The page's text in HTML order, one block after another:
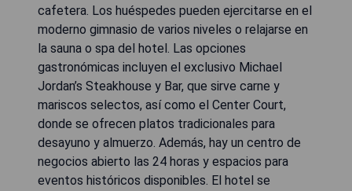
cafetera. Los huéspedes pueden ejercitarse en el
moderno gimnasio de varios niveles o relajarse en
la sauna o spa del hotel. Las opciones
gastronómicas incluyen el exclusivo Michael
Jordan’s Steakhouse y Bar, que sirve carne y
mariscos selectos, así como el Center Court,
donde se ofrecen platos tradicionales para
desayuno y almuerzo. Además, hay un centro de
negocios abierto las 24 horas y espacios para
eventos históricos disponibles. El hotel se